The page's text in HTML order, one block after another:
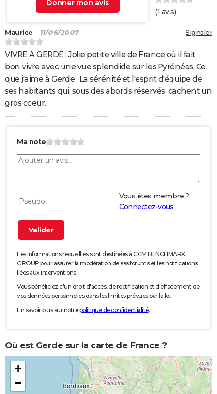
Donner mon avis
(1 avis)
Signaler
Maurice - 11/06/2007
VIVRE A GERDE : Jolie petite ville de France où il fait
bon vivre avec une vue splendide sur les Pyrénées. Ce
que j'aime à Gerde : La sérénité et l'esprit d'équipe de
ses habitants qui, sous des abords réservés, cachent un
gros coeur.
Ma note
Vous êtes membre ?
Connectez-vous
Les informations recueillies sont destinées à CCM BENCHMARK
GROUP pour assurer la modération de ses forums et les notifications
liées aux interventions.
Vous bénéficiez d'un droit d'accès, de rectification et d'effacement de
vos données personnelles dans les limites prévues par la loi.
En savoir plus sur notrepolitique de confidentialité.
Où est Gerde sur la carte de France ?
+
−